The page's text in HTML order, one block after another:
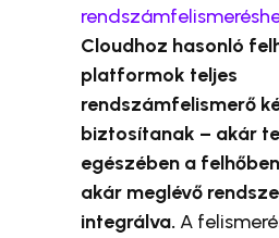
Cloudhoz hasonló
platformok teljes
rendszámfelismerő
biztosítanak – akár
egészében a
akár meglévő
integrálva. A